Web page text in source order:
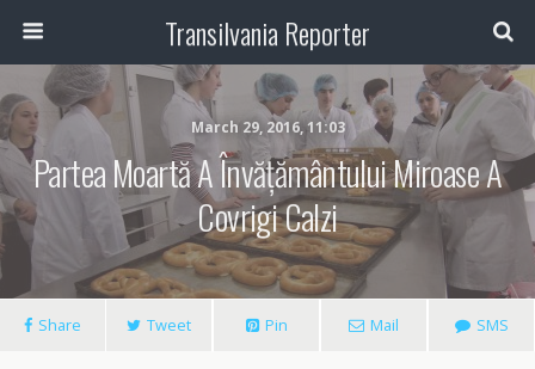
Transilvania Reporter
March 29, 2016, 11:03
Partea Moartă A Învățământului Miroase A
Covrigi Calzi
Share Tweet Pin Mail SMS